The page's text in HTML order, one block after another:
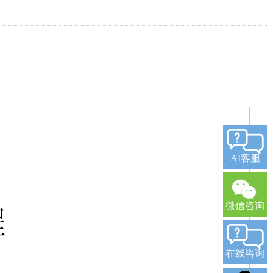
AI客服
微信咨询
在线咨询